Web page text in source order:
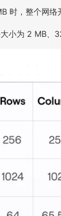
时，整个网
小为 2 MB、